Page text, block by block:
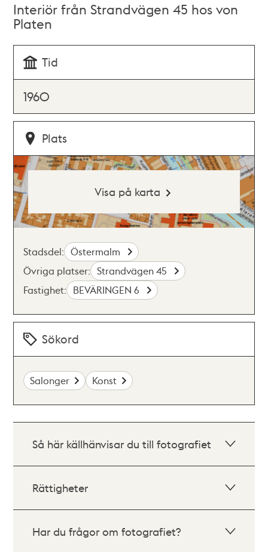
Interiör från Strandvägen 45 hos von
Platen
Tid
1960
Plats
Visa på karta
Stadsdel: Östermalm
Övriga platser: Strandvägen 45
Fastighet: BEVÄRINGEN 6
Sökord
Salonger Konst
Så här källhänvisar du till fotografiet
Rättigheter
Har du frågor om fotografiet?